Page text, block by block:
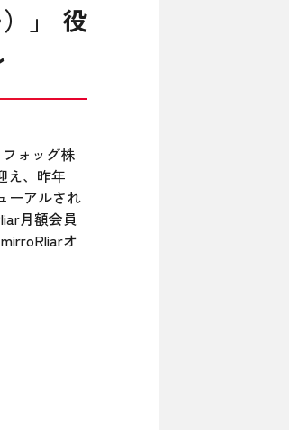
」 役
ォッグ株
え、昨年
ーアルされ
月額会員
オ